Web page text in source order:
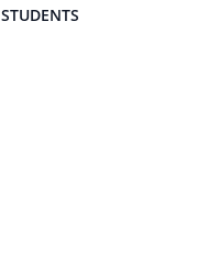
STUDENTS